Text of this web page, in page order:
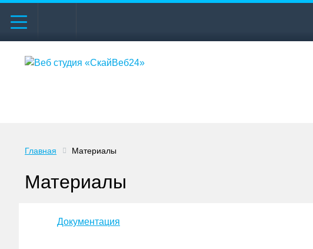
Главная Материалы
Материалы
Документация